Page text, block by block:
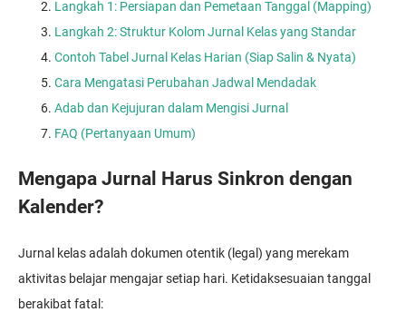
Langkah 1: Persiapan dan Pemetaan Tanggal (Mapping)
Langkah 2: Struktur Kolom Jurnal Kelas yang Standar
Contoh Tabel Jurnal Kelas Harian (Siap Salin & Nyata)
Cara Mengatasi Perubahan Jadwal Mendadak
Adab dan Kejujuran dalam Mengisi Jurnal
FAQ (Pertanyaan Umum)
Mengapa Jurnal Harus Sinkron dengan
Kalender?
Jurnal kelas adalah dokumen otentik (legal) yang merekam
aktivitas belajar mengajar setiap hari. Ketidaksesuaian tanggal
berakibat fatal: